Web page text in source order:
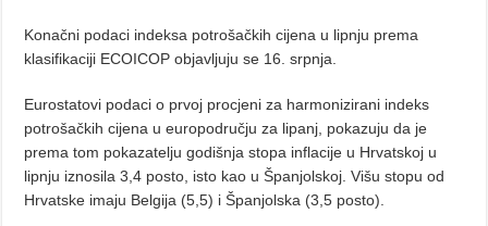
Konačni podaci indeksa potrošačkih cijena u lipnju prema
klasifikaciji ECOICOP objavljuju se 16. srpnja.
Eurostatovi podaci o prvoj procjeni za harmonizirani indeks
potrošačkih cijena u europodručju za lipanj, pokazuju da je
prema tom pokazatelju godišnja stopa inflacije u Hrvatskoj u
lipnju iznosila 3,4 posto, isto kao u Španjolskoj. Višu stopu od
Hrvatske imaju Belgija (5,5) i Španjolska (3,5 posto).